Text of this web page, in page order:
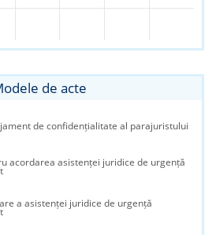
de acte
de confidențialitate al parajuristului
acordarea asistenței juridice de urgență
a asistenței juridice de urgență